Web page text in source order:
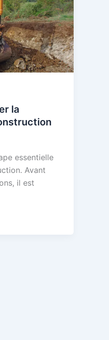
la
essentielle
Avant
il est